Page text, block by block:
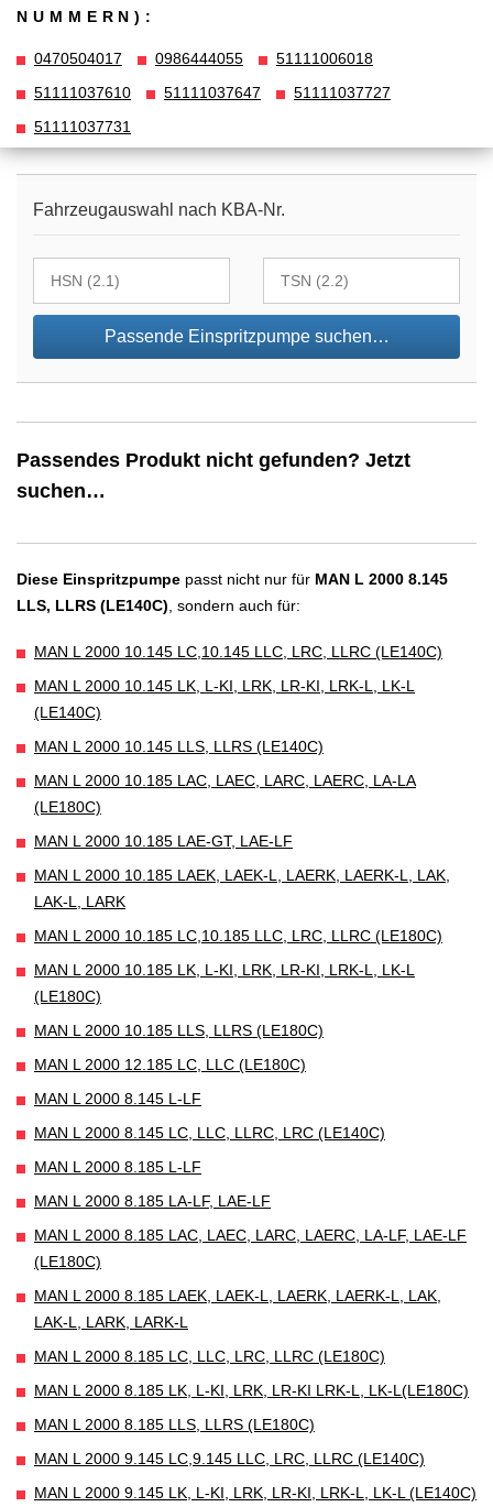
NUMMERN):
0470504017 0986444055
51111006018
51111037610
51111037647
51111037727
51111037731
Fahrzeugauswahl nach KBA-Nr.
Passende Einspritzpumpe suchen…
Passendes Produkt nicht gefunden? Jetzt
suchen…
Diese Einspritzpumpe passt nicht nur für MAN L 2000 8.145
LLS, LLRS (LE140C), sondern auch für:
MAN L 2000 10.145 LC,10.145 LLC, LRC, LLRC (LE140C)
MAN L 2000 10.145 LK, L-KI, LRK, LR-KI, LRK-L, LK-L
(LE140C)
MAN L 2000 10.145 LLS, LLRS (LE140C)
MAN L 2000 10.185 LAC, LAEC, LARC, LAERC, LA-LA
(LE180C)
MAN L 2000 10.185 LAE-GT, LAE-LF
MAN L 2000 10.185 LAEK, LAEK-L, LAERK, LAERK-L, LAK,
LAK-L, LARK
MAN L 2000 10.185 LC,10.185 LLC, LRC, LLRC (LE180C)
MAN L 2000 10.185 LK, L-KI, LRK, LR-KI, LRK-L, LK-L
(LE180C)
MAN L 2000 10.185 LLS, LLRS (LE180C)
MAN L 2000 12.185 LC, LLC (LE180C)
MAN L 2000 8.145 L-LF
MAN L 2000 8.145 LC, LLC, LLRC, LRC (LE140C)
MAN L 2000 8.185 L-LF
MAN L 2000 8.185 LA-LF, LAE-LF
MAN L 2000 8.185 LAC, LAEC, LARC, LAERC, LA-LF, LAE-LF
(LE180C)
MAN L 2000 8.185 LAEK, LAEK-L, LAERK, LAERK-L, LAK,
LAK-L, LARK, LARK-L
MAN L 2000 8.185 LC, LLC, LRC, LLRC (LE180C)
MAN L 2000 8.185 LK, L-KI, LRK, LR-KI LRK-L, LK-L(LE180C)
MAN L 2000 8.185 LLS, LLRS (LE180C)
MAN L 2000 9.145 LC,9.145 LLC, LRC, LLRC (LE140C)
MAN L 2000 9.145 LK, L-KI, LRK, LR-KI, LRK-L, LK-L (LE140C)